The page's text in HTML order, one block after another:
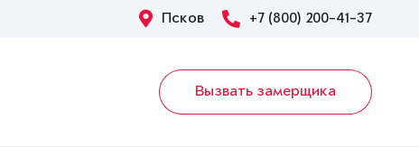
Псков +7 (800) 200-41-37
Вызвать замерщика